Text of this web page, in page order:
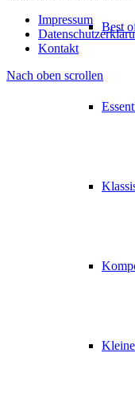
Best
Impressum
Kontakt
Nach oben scrollen